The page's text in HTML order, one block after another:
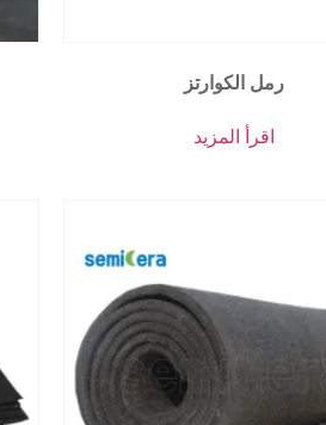
رمل الكوارتز
اقرأ المزيد